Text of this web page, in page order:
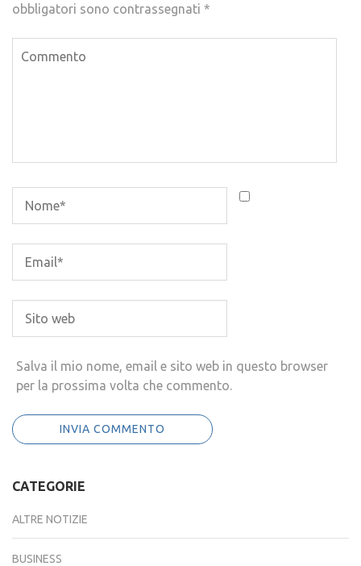
obbligatori sono contrassegnati *
Salva il mio nome, email e sito web in questo browser
per la prossima volta che commento.
CATEGORIE
ALTRE NOTIZIE
BUSINESS